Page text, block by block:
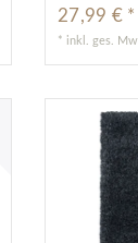
27,99 € *
* inkl. ges.